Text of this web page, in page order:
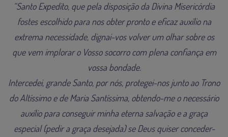
“Santo Expedito, que pela disposição da Divina Misericórdia
fostes escolhido para nos obter pronto e eficaz auxílio na
extrema necessidade, dignai-vos volver um olhar sobre os
que vem implorar o Vosso socorro com plena confiança em
vossa bondade.
Intercedei, grande Santo, por nós, protegei-nos junto ao Trono
do Altíssimo e de Maria Santíssima, obtendo-me o necessário
auxílio para conseguir minha eterna salvação e a graça
especial (pedir a graça desejada) se Deus quiser conceder-